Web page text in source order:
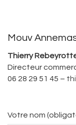
Mouv
Thierry
Directeur
06 28 29 51 45 –
Votre nom